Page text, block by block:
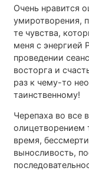
Очень нравится
умиротворения,
те чувства,
меня с энергией
проведении
восторга и
раз к чему-то
таинственному!
Черепаха во все
олицетворением
время,
выносливость,